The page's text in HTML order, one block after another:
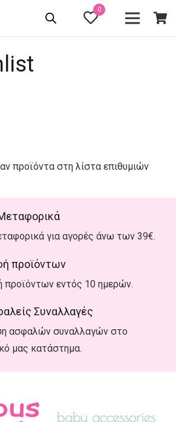
0
προϊόντα στη λίστα επιθυμιών
για αγορές άνω των 39€.
προϊόντων
προϊόντων εντός 10 ημερών.
Συναλλαγές
ασφαλών συναλλαγών στο
μας κατάστημα.